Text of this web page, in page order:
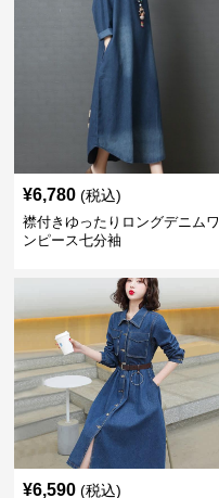
¥6,780 (税込)
襟付きゆったりロングデニムワ
ンピース七分袖
¥6,590 (税込)